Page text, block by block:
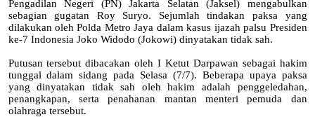
Pengadilan Negeri (PN) Jakarta Selatan (Jaksel) mengabulkan
sebagian gugatan Roy Suryo. Sejumlah tindakan paksa yang
dilakukan oleh Polda Metro Jaya dalam kasus ijazah palsu Presiden
ke-7 Indonesia Joko Widodo (Jokowi) dinyatakan tidak sah.
Putusan tersebut dibacakan oleh I Ketut Darpawan sebagai hakim
tunggal dalam sidang pada Selasa (7/7). Beberapa upaya paksa
yang dinyatakan tidak sah oleh hakim adalah penggeledahan,
penangkapan, serta penahanan mantan menteri pemuda dan
olahraga tersebut.